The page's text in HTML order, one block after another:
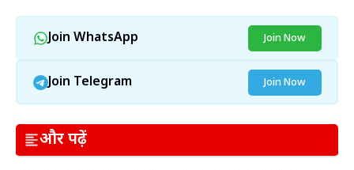
Join WhatsApp Join Now
Join Telegram Join Now
और पढ़ें